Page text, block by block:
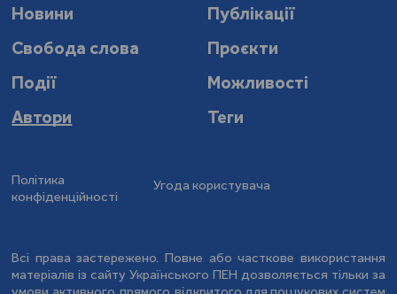
Новини
Публікації
Свобода слова
Проєкти
Події
Можливості
Автори
Теги
Політика
конфіденційності
Угода користувача
Всі права застережено. Повне або часткове використання
матеріалів із сайту Українського ПЕН дозволяється тільки за